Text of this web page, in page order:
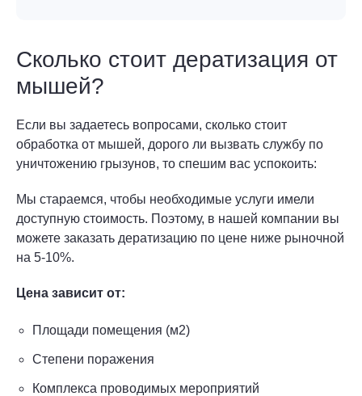
Сколько стоит дератизация от
мышей?
Если вы задаетесь вопросами, сколько стоит
обработка от мышей, дорого ли вызвать службу по
уничтожению грызунов, то спешим вас успокоить:
Мы стараемся, чтобы необходимые услуги имели
доступную стоимость. Поэтому, в нашей компании вы
можете заказать дератизацию по цене ниже рыночной
на 5-10%.
Цена зависит от:
Площади помещения (м2)
Степени поражения
Комплекса проводимых мероприятий